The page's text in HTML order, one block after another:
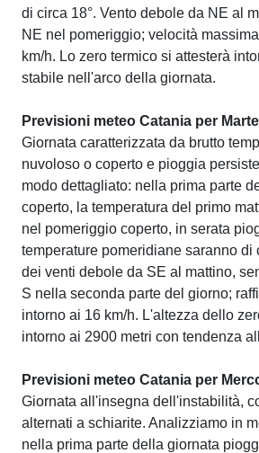
di circa 18°. Vento debole da NE al
NE nel pomeriggio; velocità
km/h. Lo zero termico si attesterà
stabile nell'arco della giornata.
Previsioni meteo Catania per
Giornata caratterizzata da brutto
nuvoloso o coperto e pioggia
modo dettagliato: nella prima parte
coperto, la temperatura del primo
nel pomeriggio coperto, in serata
temperature pomeridiane saranno di
dei venti debole da SE al mattino,
S nella seconda parte del giorno;
intorno ai 16 km/h. L'altezza dello
intorno ai 2900 metri con tendenza
Previsioni meteo Catania per
Giornata all'insegna dell'instabilità,
alternati a schiarite. Analizziamo in
nella prima parte della giornata